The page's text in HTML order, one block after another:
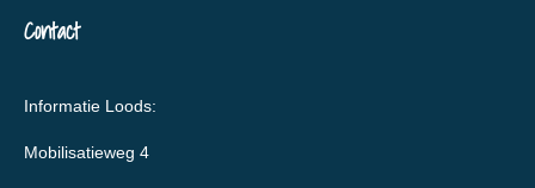
Contact
Informatie Loods:
Mobilisatieweg 4